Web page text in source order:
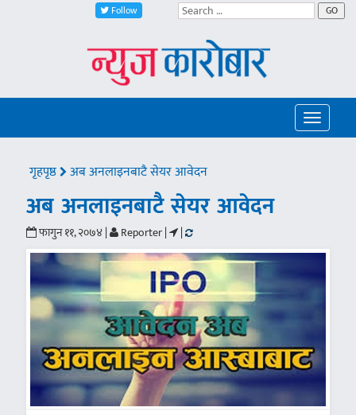
Follow GO
Toggle
गृहपृष्ठ अब अनलाइनबाटै सेयर आवेदन
अब अनलाइनबाटै सेयर आवेदन
फागुन ११, २०७४ | Reporter | |